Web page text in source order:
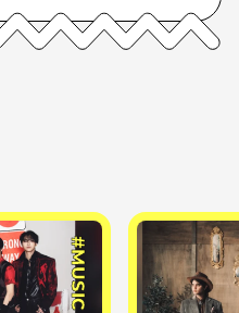
#MUSIC